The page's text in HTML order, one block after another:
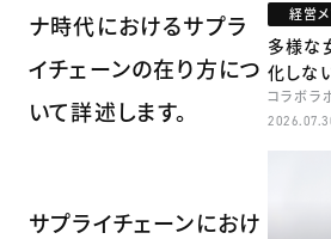
ナ時代におけるサプラ
イチェーンの在り方につ
いて詳述します。
サプライチェーンにおけ
経営
多様な
化しな
コラボラ